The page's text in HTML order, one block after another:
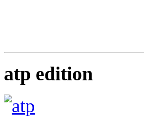
atp edition